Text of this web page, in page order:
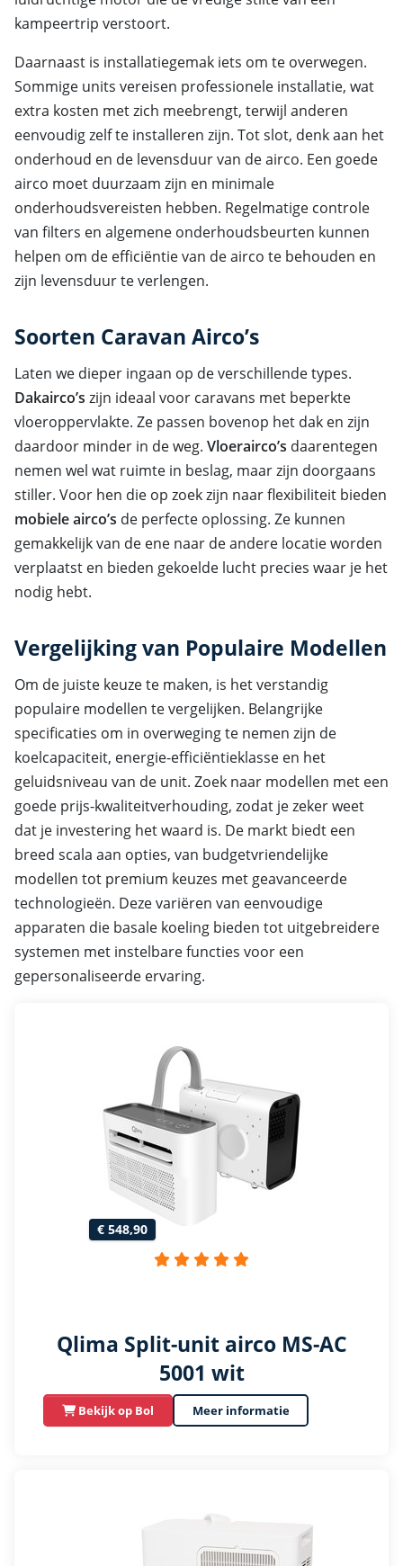
kampeertrip verstoort.
Daarnaast is installatiegemak iets om te overwegen.
Sommige units vereisen professionele installatie, wat
extra kosten met zich meebrengt, terwijl anderen
eenvoudig zelf te installeren zijn. Tot slot, denk aan het
onderhoud en de levensduur van de airco. Een goede
airco moet duurzaam zijn en minimale
onderhoudsvereisten hebben. Regelmatige controle
van filters en algemene onderhoudsbeurten kunnen
helpen om de efficiëntie van de airco te behouden en
zijn levensduur te verlengen.
Soorten Caravan Airco’s
Laten we dieper ingaan op de verschillende types.
Dakairco’s zijn ideaal voor caravans met beperkte
vloeroppervlakte. Ze passen bovenop het dak en zijn
daardoor minder in de weg. Vloerairco’s daarentegen
nemen wel wat ruimte in beslag, maar zijn doorgaans
stiller. Voor hen die op zoek zijn naar flexibiliteit bieden
mobiele airco’s de perfecte oplossing. Ze kunnen
gemakkelijk van de ene naar de andere locatie worden
verplaatst en bieden gekoelde lucht precies waar je het
nodig hebt.
Vergelijking van Populaire Modellen
Om de juiste keuze te maken, is het verstandig
populaire modellen te vergelijken. Belangrijke
specificaties om in overweging te nemen zijn de
koelcapaciteit, energie-efficiëntieklasse en het
geluidsniveau van de unit. Zoek naar modellen met een
goede prijs-kwaliteitverhouding, zodat je zeker weet
dat je investering het waard is. De markt biedt een
breed scala aan opties, van budgetvriendelijke
modellen tot premium keuzes met geavanceerde
technologieën. Deze variëren van eenvoudige
apparaten die basale koeling bieden tot uitgebreidere
systemen met instelbare functies voor een
gepersonaliseerde ervaring.
€ 548,90
Qlima Split-unit airco MS-AC
5001 wit
Bekijk op Bol Meer informatie